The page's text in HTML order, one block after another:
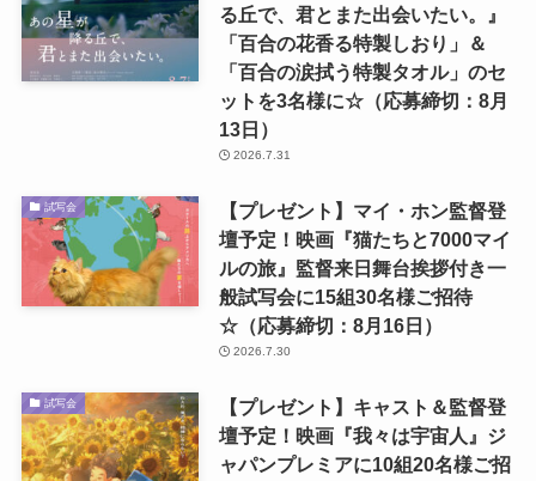
る丘で、君とまた出会いたい。』
「百合の花香る特製しおり」＆
「百合の涙拭う特製タオル」のセ
ットを3名様に☆（応募締切：8月
13日）
2026.7.31
試写会
【プレゼント】マイ・ホン監督登
壇予定！映画『猫たちと7000マイ
ルの旅』監督来日舞台挨拶付き一
般試写会に15組30名様ご招待
☆（応募締切：8月16日）
2026.7.30
試写会
【プレゼント】キャスト＆監督登
壇予定！映画『我々は宇宙人』ジ
ャパンプレミアに10組20名様ご招